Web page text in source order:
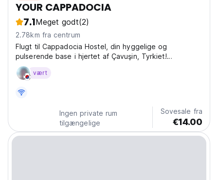
YOUR CAPPADOCIA
7.1Meget godt(2)
2.78km fra centrum
Flugt til Cappadocia Hostel, din hyggelige og
pulserende base i hjertet af Çavuşin, Tyrkiet!
Beliggende nær Göreme tilbyder vores hostel en
autentisk Cappadocia-oplevelse. Forestil dig at vågne
skorstene...
vært
Ingen private rum
tilgængelige
Sovesale fra
€14.00